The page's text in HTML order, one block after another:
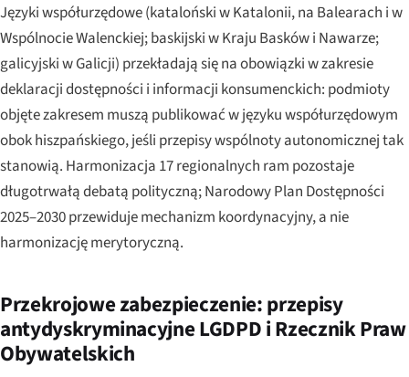
Języki współurzędowe (kataloński w Katalonii, na Balearach i w
Wspólnocie Walenckiej; baskijski w Kraju Basków i Nawarze;
galicyjski w Galicji) przekładają się na obowiązki w zakresie
deklaracji dostępności i informacji konsumenckich: podmioty
objęte zakresem muszą publikować w języku współurzędowym
obok hiszpańskiego, jeśli przepisy wspólnoty autonomicznej tak
stanowią. Harmonizacja 17 regionalnych ram pozostaje
długotrwałą debatą polityczną; Narodowy Plan Dostępności
2025–2030 przewiduje mechanizm koordynacyjny, a nie
harmonizację merytoryczną.
Przekrojowe zabezpieczenie: przepisy
antydyskryminacyjne LGDPD i Rzecznik Praw
Obywatelskich